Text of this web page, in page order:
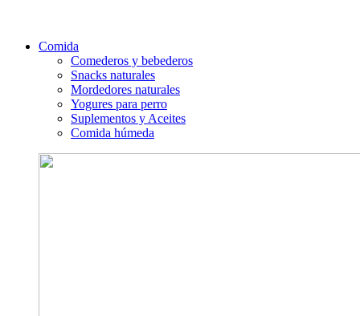
Comida
Comederos y bebederos
Snacks naturales
Mordedores naturales
Yogures para perro
Suplementos y Aceites
Comida húmeda